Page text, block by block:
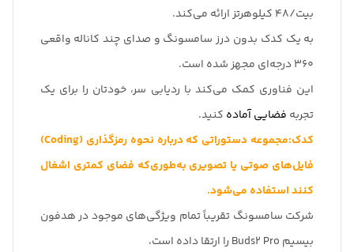
بیت/48 کیلوهرتز ارائه می‌کند.
به یک کدک بدون درز سامسونگ و صدای چند کاناله واقعی
360 درجه‌ای مجهز شده است.
این فناوری کمک می‌کند با ردیابی سر، خودتان را برای یک
تجربه فضایی آماده کنید.
کدک:مجموعه دستوراتی که درباره نحوه رمزگذاری (Coding)
فایل‌های صوتی یا تصویری به‌طوری‌که فضای کمتری اشغال
کنند استفاده می‌شود.
شرکت سامسونگ تقریباً تمام ویژگی‌های موجود در هدفون
بیسیم Buds2 Pro را ارتقا داده است،